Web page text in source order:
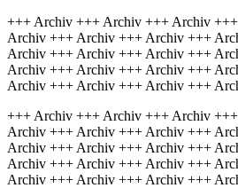
+++ Archiv +++ Archiv +++ Archiv
Archiv +++ Archiv +++ Archiv +++
Archiv +++ Archiv +++ Archiv +++
Archiv +++ Archiv +++ Archiv +++
Archiv +++ Archiv +++ Archiv +++
+++ Archiv +++ Archiv +++ Archiv
Archiv +++ Archiv +++ Archiv +++
Archiv +++ Archiv +++ Archiv +++
Archiv +++ Archiv +++ Archiv +++
Archiv +++ Archiv +++ Archiv +++